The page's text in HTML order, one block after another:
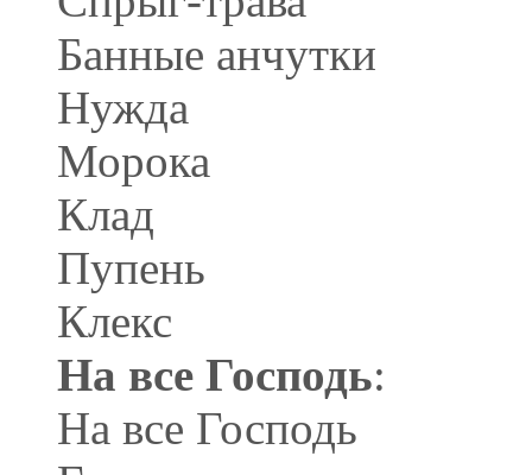
Банные анчутки
Нужда
Морока
Клад
Пупень
Клекс
На все Господь:
На все Господь